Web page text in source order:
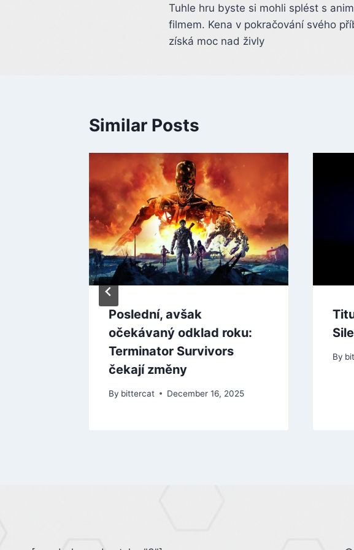
navigation
Tuhle hru byste si mohli splést s
filmem. Kena v pokračování svého
získá moc nad živly
Similar Posts
Poslední, avšak
očekávaný odklad roku:
Terminator Survivors
čekají změny
By bittercat December 16, 2025
By